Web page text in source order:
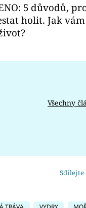
5 důvodů,
holit. Jak
Všechny
Sdílejte